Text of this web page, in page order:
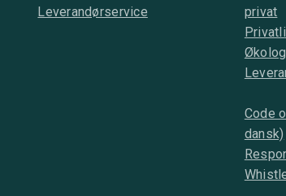
Leverandørservice
privat
Code
dansk)